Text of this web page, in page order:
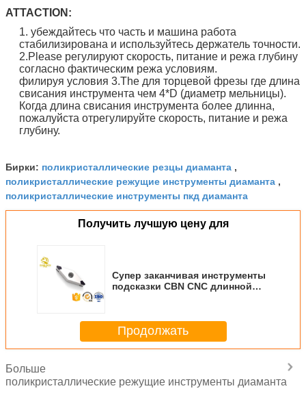
ATTACTION:
1. убеждайтесь что часть и машина работа
стабилизирована и используйтесь держатель точности.
2.Please регулируют скорость, питание и режа глубину
согласно фактическим режа условиям.
филируя условия 3.The для торцевой фрезы где длина
свисания инструмента чем 4*D (диаметр мельницы).
Когда длина свисания инструмента более длинна,
пожалуйста отрегулируйте скорость, питание и режа
глубину.
Бирки: поликристаллические резцы диаманта ,
поликристаллические режущие инструменты диаманта ,
поликристаллические инструменты пкд диаманта
Получить лучшую цену для
Супер заканчивая инструменты
подсказки CBN CNC длинной
Продолжать
Больше
поликристаллические режущие инструменты диаманта